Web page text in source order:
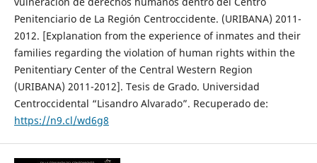
Penitenciario de La Región Centroccidente. (URIBANA) 2011-
2012. [Explanation from the experience of inmates and their
families regarding the violation of human rights within the
Penitentiary Center of the Central Western Region
(URIBANA) 2011-2012]. Tesis de Grado. Universidad
Centroccidental “Lisandro Alvarado”. Recuperado de:
https://n9.cl/wd6g8